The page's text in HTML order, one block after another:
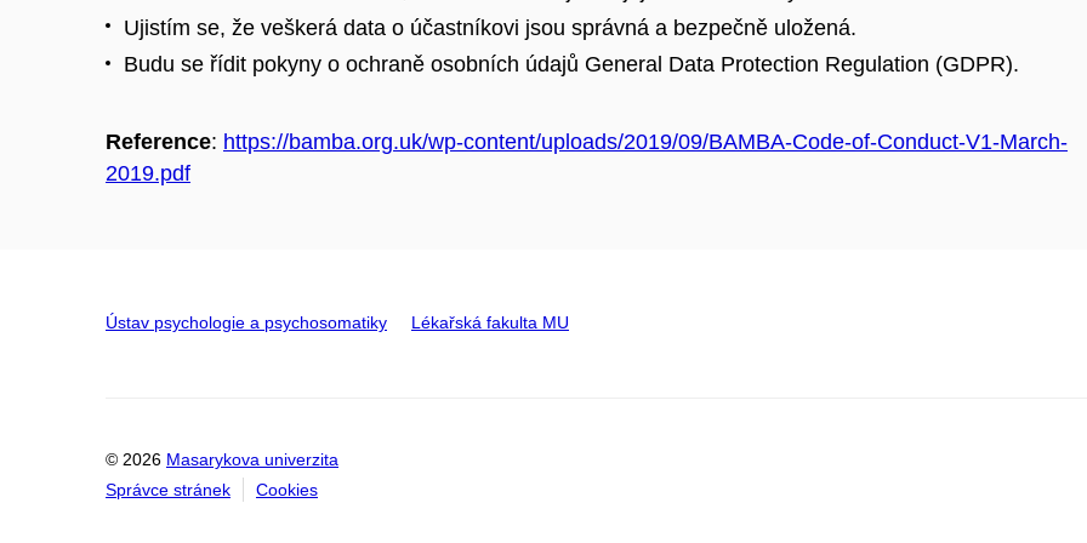
Ujistím se, že veškerá data o účastníkovi jsou správná a bezpečně uložená.
Budu se řídit pokyny o ochraně osobních údajů General Data Protection Regulation (GDPR).
Reference: https://bamba.org.uk/wp-content/uploads/2019/09/BAMBA-Code-of-Conduct-V1-March-
2019.pdf
Ústav psychologie a psychosomatiky Lékařská fakulta MU
© 2026 Masarykova univerzita
Správce stránek
Cookies